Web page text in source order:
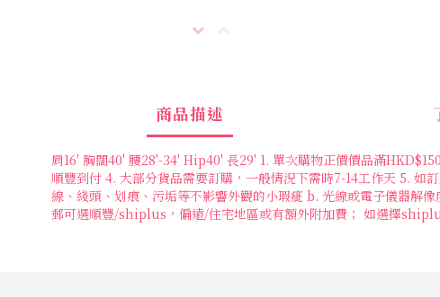
商品描述
肩16' 胸闊40' 腰28'-34' Hip40' 長29' 1. 單次購物正價價品滿
順豐到付 4. 大部分貨品需要訂購，一般情況下需時7-14工作天 5. 如
線、綫頭、划痕、污垢等不影響外觀的小瑕疵 b. 光線或電子儀器解
郵可選順豐/shiplus，偏遠/住宅地區或有額外附加費； 如選擇